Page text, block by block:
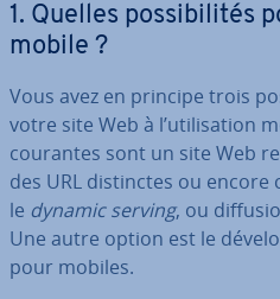
1. Quelles pos­si­bi­li­tés
mobile ?
Vous avez en principe trois
votre site Web à l’uti­li­sa­tion
courantes sont un site Web
des URL dis­tinctes ou encore
le dynamic serving, ou
Une autre option est le
pour mobiles.